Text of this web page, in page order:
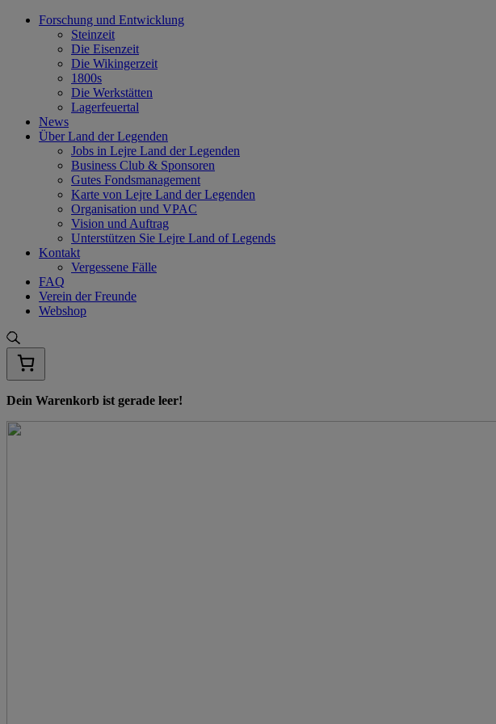
Skip
Forschung und Entwicklung
Steinzeit
Die Eisenzeit
Die Wikingerzeit
1800s
Die Werkstätten
Lagerfeuertal
News
Über Land der Legenden
Jobs in Lejre Land der Legenden
Business Club & Sponsoren
Gutes Fondsmanagement
Karte von Lejre Land der Legenden
Organisation und VPAC
Vision und Auftrag
Unterstützen Sie Lejre Land of Legends
Kontakt
Vergessene Fälle
FAQ
Verein der Freunde
Webshop
Dein Warenkorb ist gerade leer!